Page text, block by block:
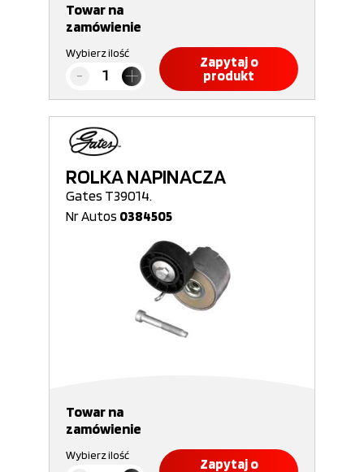
Towar na
zamówienie
Wybierz ilość
Zapytaj o
produkt
ROLKA NAPINACZA
Gates T39014.
Nr Autos 0384505
Towar na
zamówienie
Wybierz ilość
Zapytaj o